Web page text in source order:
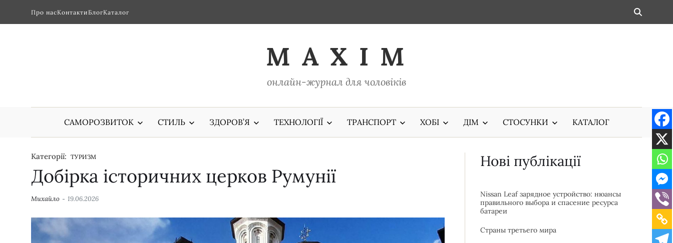
Про насКонтактиБлогКаталог
M A X I M
онлайн-журнал для чоловіків
САМОРОЗВИТОК СТИЛЬ ЗДОРОВ’Я ТЕХНОЛОГІЇ ТРАНСПОРТ ХОБІ ДІМ СТОСУНКИ КАТАЛОГ
Категорії: ТУРИЗМ
Добірка історичних церков Румунії
Михайло 19.06.2026
Нові публікації
Nissan Leaf зарядное устройство: нюансы
правильного выбора и спасение ресурса
батареи
Страны третьего мира